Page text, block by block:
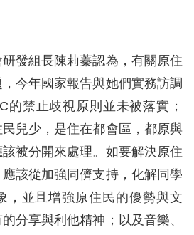
發組長陳莉蓁認為，有關原住
今年國家報告與她們實務訪調
的禁止歧視原則並未被落實；
兒少，是住在都會區，都原與
被分開來處理。如要解決原住
該從加強同儕支持，化解同學
，並且增強原住民的優勢與文
分享與利他精神；以及音樂、